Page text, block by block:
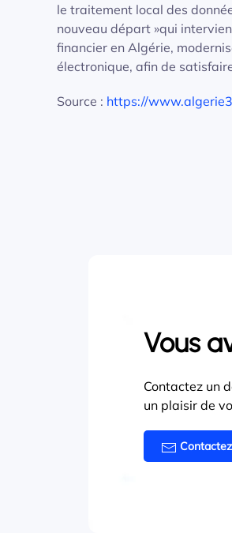
le traitement local des
nouveau départ »qui
financier en Algérie,
électronique, afin de
Source : https://
Vous
Contactez un
un plaisir de